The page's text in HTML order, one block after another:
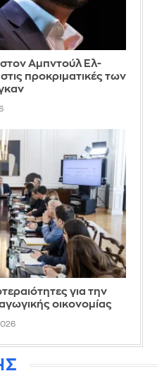
Αμπντούλ Ελ-
προκριματικές των
για την
οικονομίας